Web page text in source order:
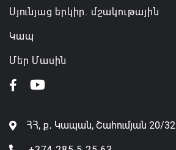
Սյունյաց երկիր. մշակութային
Կապ
Մեր Մասին
ՀՀ, ք․ Կապան, Շահումյան 20/32